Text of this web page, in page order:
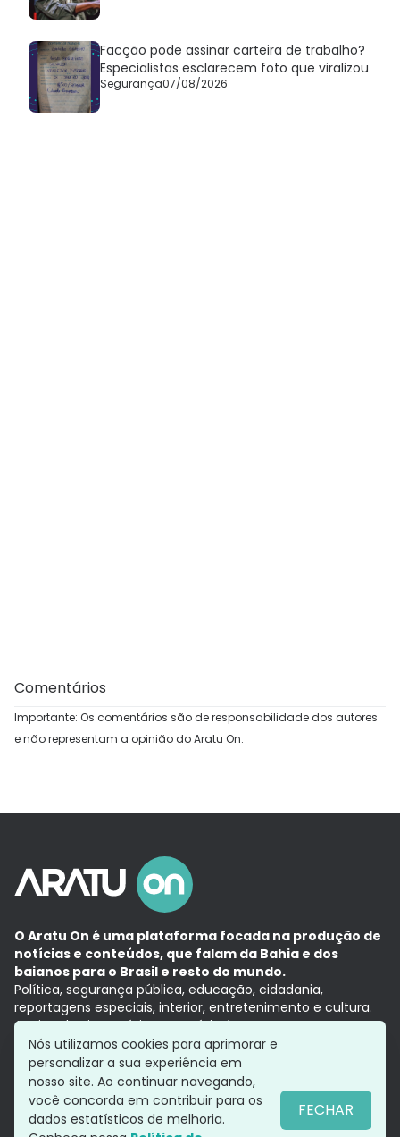
Facção pode assinar carteira de trabalho?
Especialistas esclarecem foto que viralizou
Segurança07/08/2026
Comentários
Importante: Os comentários são de responsabilidade dos autores
e não representam a opinião do Aratu On.
O Aratu On é uma plataforma focada na produção de
notícias e conteúdos, que falam da Bahia e dos
baianos para o Brasil e resto do mundo.
Política, segurança pública, educação, cidadania,
reportagens especiais, interior, entretenimento e cultura.
Aqui, tudo vira notícia e a notícia é no tempo presente,
com a credibilidade do Grupo Aratu.
Grupo Aratu
Política de privacidade
Siga-nos
Nós utilizamos cookies para aprimorar e
personalizar a sua experiência em
nosso site. Ao continuar navegando,
você concorda em contribuir para os
dados estatísticos de melhoria.
FECHAR